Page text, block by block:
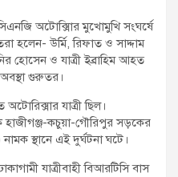
অটোক্সিার মুখোমুখি সংঘর্ষে
হলেন- উর্মি, রিফাত ও সাদ্দাম
হোসেন ও যাত্রী ইব্রাহিম আহত
গুরুতর।
যাত্রী ছিল।
হাজীগঞ্জ-কচুয়া-গৌরিপুর সড়কের
স্থানে এই দুর্ঘটনা ঘটে।
যাত্রীবাহী বিআরটিসি বাস